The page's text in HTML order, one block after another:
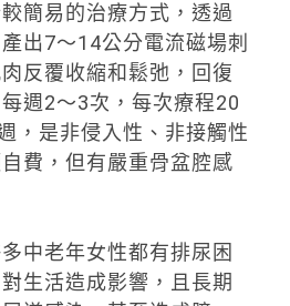
簡易的治療方式，透過
出7～14公分電流磁場刺
反覆收縮和鬆弛，回復
週2～3次，每次療程20
，是非侵入性、非接觸性
費，但有嚴重骨盆腔感
中老年女性都有排尿困
生活造成影響，且長期